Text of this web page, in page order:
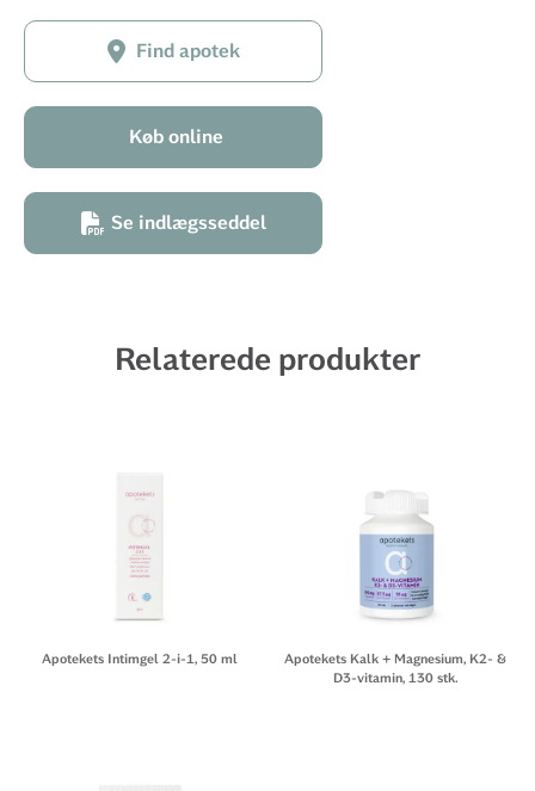
Find apotek
Køb online
Se indlægsseddel
Relaterede produkter
Apotekets Intimgel 2-i-1, 50 ml
Apotekets Kalk + Magnesium, K2- &
D3-vitamin, 130 stk.